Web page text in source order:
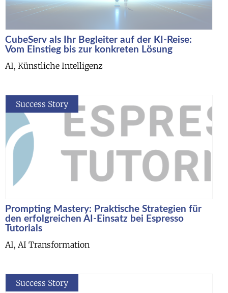
CubeServ als Ihr Begleiter auf der KI-Reise:
Vom Einstieg bis zur konkreten Lösung
AI, Künstliche Intelligenz
Success Story
Prompting Mastery: Praktische Strategien für
den erfolgreichen AI-Einsatz bei Espresso
Tutorials
AI, AI Transformation
Success Story